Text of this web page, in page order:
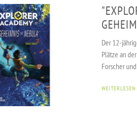
Der 12-
Plätze an
Forscher
WEITERLESEN